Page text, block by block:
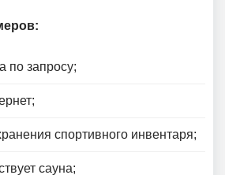
по запросу;
спортивного инвентаря;
сауна;